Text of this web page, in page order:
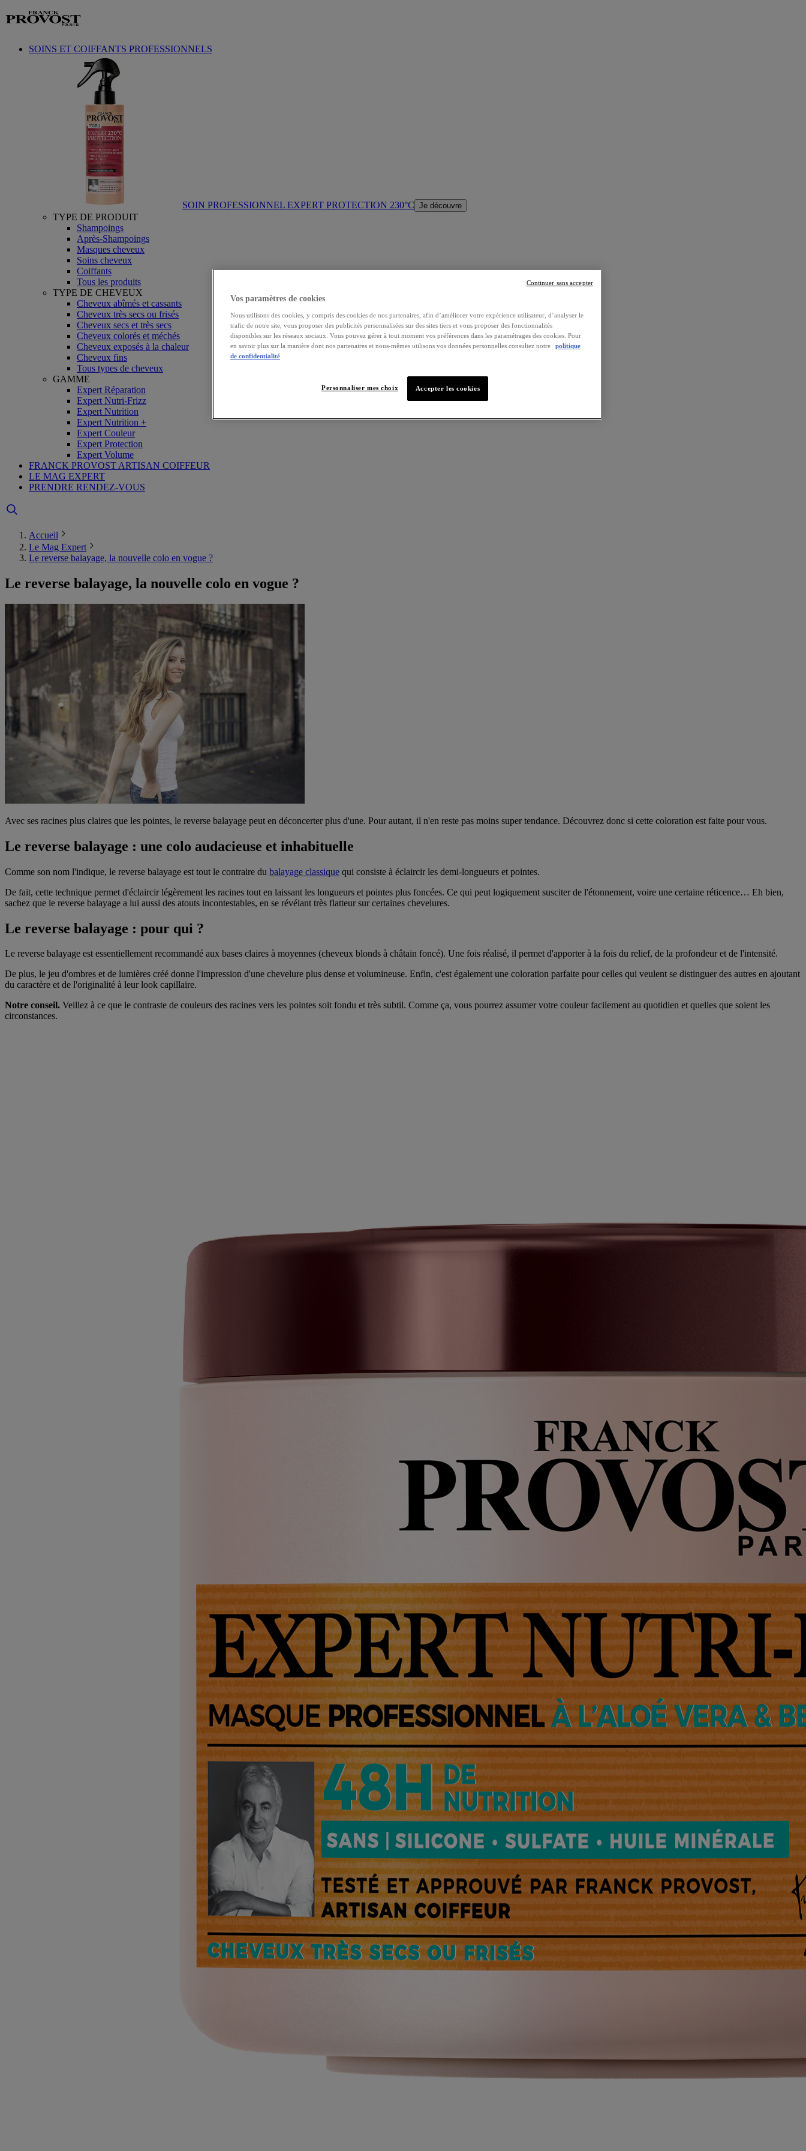
Aller au contenu
SOINS ET COIFFANTS PROFESSIONNELS
SOIN PROFESSIONNEL EXPERT PROTECTION 230°C Je découvre
TYPE DE PRODUIT
Shampoings
Après-Shampoings
Masques cheveux
Soins cheveux
Coiffants
Tous les produits
TYPE DE CHEVEUX
Cheveux abîmés et cassants
Cheveux très secs ou frisés
Cheveux secs et très secs
Cheveux colorés et méchés
Cheveux exposés à la chaleur
Cheveux fins
Tous types de cheveux
GAMME
Expert Réparation
Expert Nutri-Frizz
Expert Nutrition
Expert Nutrition +
Expert Couleur
Expert Protection
Expert Volume
FRANCK PROVOST ARTISAN COIFFEUR
LE MAG EXPERT
PRENDRE RENDEZ-VOUS
Accueil
Le Mag Expert
Le reverse balayage, la nouvelle colo en vogue ?
Le reverse balayage, la nouvelle colo en vogue ?
Avec ses racines plus claires que les pointes, le reverse balayage peut en déconcerter plus d'une. Pour autant, il n'en reste pas moins super tendance. Découvrez donc si cette coloration est faite pour vous.
Le reverse balayage : une colo audacieuse et inhabituelle
Comme son nom l'indique, le reverse balayage est tout le contraire du balayage classique qui consiste à éclaircir les demi-longueurs et pointes.
De fait, cette technique permet d'éclaircir légèrement les racines tout en laissant les longueurs et pointes plus foncées. Ce qui peut logiquement susciter de l'étonnement, voire une certaine réticence… Eh bien,
sachez que le reverse balayage a lui aussi des atouts incontestables, en se révélant très flatteur sur certaines chevelures.
Le reverse balayage : pour qui ?
Le reverse balayage est essentiellement recommandé aux bases claires à moyennes (cheveux blonds à châtain foncé). Une fois réalisé, il permet d'apporter à la fois du relief, de la profondeur et de l'intensité.
De plus, le jeu d'ombres et de lumières créé donne l'impression d'une chevelure plus dense et volumineuse. Enfin, c'est également une coloration parfaite pour celles qui veulent se distinguer des autres en ajoutant
du caractère et de l'originalité à leur look capillaire.
Notre conseil. Veillez à ce que le contraste de couleurs des racines vers les pointes soit fondu et très subtil. Comme ça, vous pourrez assumer votre couleur facilement au quotidien et quelles que soient les
circonstances.
Vos paramètres de cookies
Nous utilisons des cookies, y compris des cookies de nos partenaires, afin d’améliorer votre expérience utilisateur, d’analyser le
trafic de notre site, vous proposer des publicités personnalisées sur des sites tiers et vous proposer des fonctionnalités
disponibles sur les réseaux sociaux. Vous pouvez gérer à tout moment vos préférences dans les paramétrages des cookies. Pour
en savoir plus sur la manière dont nos partenaires et nous-mêmes utilisons vos données personnelles consultez notre
politique
de confidentialité
Accepter les cookies
Personnaliser mes choix
Continuer sans accepter